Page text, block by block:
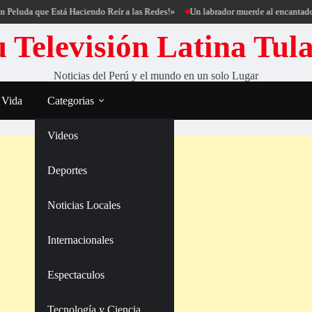
Está Haciendo Reír a las Redes!» Un labrador muerde al encantador de
Televisión Latina
Noticias del Perú y el mundo en un solo Lugar
Categorias
Videos
Deportes
Noticias Locales
Internacionales
Espectaculos
Tecnología y Ciencia